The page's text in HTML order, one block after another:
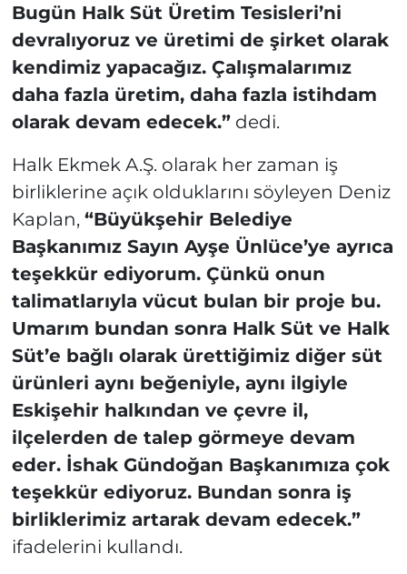
Bugün Halk Süt Üretim Tesisleri’ni
devralıyoruz ve üretimi de şirket olarak
kendimiz yapacağız. Çalışmalarımız
daha fazla üretim, daha fazla istihdam
olarak devam edecek.”dedi.
Halk Ekmek A.Ş. olarak her zaman iş
birliklerine açık olduklarını söyleyen Deniz
Kaplan, “Büyükşehir Belediye
Başkanımız Sayın Ayşe Ünlüce’ye ayrıca
teşekkür ediyorum. Çünkü onun
talimatlarıyla vücut bulan bir proje bu.
Umarım bundan sonra Halk Süt ve Halk
Süt’e bağlı olarak ürettiğimiz diğer süt
ürünleri aynı beğeniyle, aynı ilgiyle
Eskişehir halkından ve çevre il,
ilçelerden de talep görmeye devam
eder. İshak Gündoğan Başkanımıza çok
teşekkür ediyoruz. Bundan sonra iş
birliklerimiz artarak devam edecek.”
ifadelerini kullandı.